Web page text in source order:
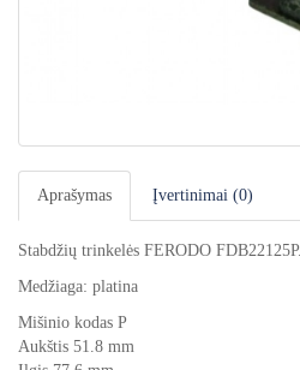
Aprašymas Įvertinimai (0)
Stabdžių trinkelės FERODO FDB22125P.
Medžiaga: platina
Mišinio kodas P
Aukštis 51.8 mm